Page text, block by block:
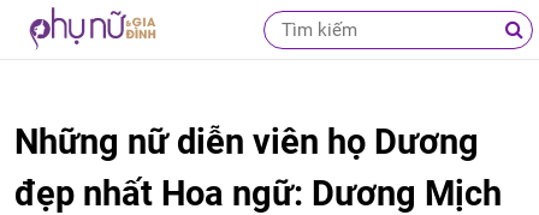
Những nữ diễn viên họ Dương
đẹp nhất Hoa ngữ: Dương Mịch